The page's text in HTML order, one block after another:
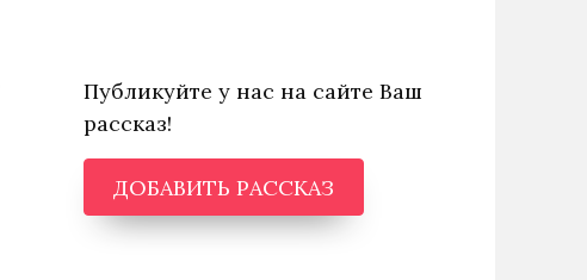
Публикуйте у нас на сайте Ваш
рассказ!
ДОБАВИТЬ РАССКАЗ